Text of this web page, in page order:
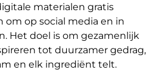
materialen gratis
op social media en in
Het doel is om gezamenlijk
tot duurzamer gedrag,
en elk ingrediënt telt.